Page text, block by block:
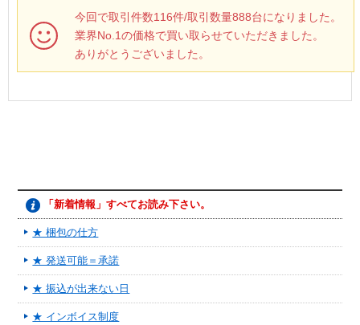
今回で取引件数116件/取引数量888台になりました。
業界No.1の価格で買い取らせていただきました。
ありがとうございました。
「新着情報」すべてお読み下さい。
★ 梱包の仕方
★ 発送可能＝承諾
★ 振込が出来ない日
★ インボイス制度